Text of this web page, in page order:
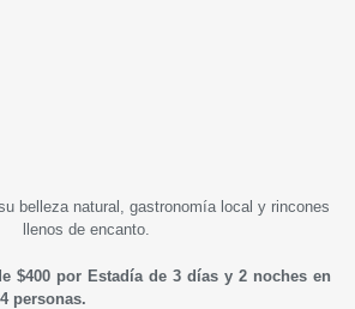
belleza natural, gastronomía local y rincones
llenos de encanto.
$400 por Estadía de 3 días y 2 noches en
personas.